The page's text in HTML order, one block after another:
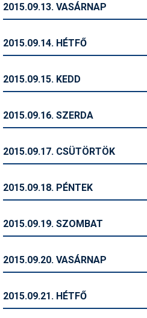
Sífutás
Símánia
Síoktatás
Síszerviz
Sítechnika
Snowboard
Snowboardfelszerelés
Szakértők
Szánkó
2015.09.13. VASÁRNAP
2015.09.14. HÉTFŐ
2015.09.15. KEDD
2015.09.16. SZERDA
2015.09.17. CSÜTÖRTÖK
2015.09.18. PÉNTEK
2015.09.19. SZOMBAT
2015.09.20. VASÁRNAP
2015.09.21. HÉTFŐ